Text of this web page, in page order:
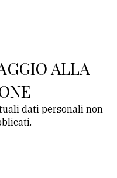
ALLA
dati personali non